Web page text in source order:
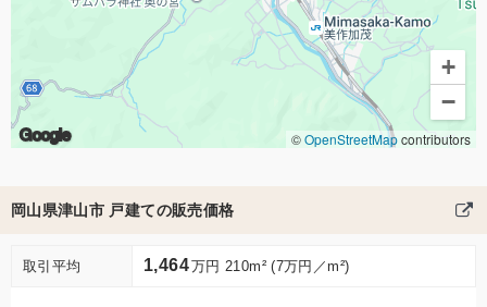
Google
+
−
©OpenStreetMapcontributors
岡山県津山市 戸建ての販売価格
取引平均 1,464万円 210m² (7万円／m²)